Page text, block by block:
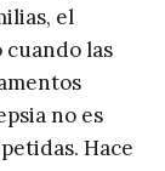
el
cuando las
no es
Hace